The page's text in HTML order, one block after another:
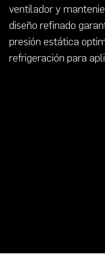
ventilador y
diseño refinado
presión estática
refrigeración para